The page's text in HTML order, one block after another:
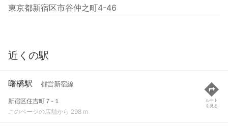
東京都新宿区市谷仲之町4-46
近くの駅
曙橋駅 都営新宿線
新宿区住吉町７-１
このページの店舗から 298 m
ルート
を見る